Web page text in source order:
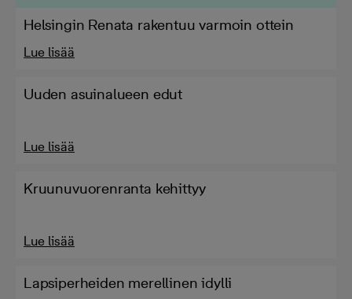
Helsingin Renata rakentuu varmoin ottein
Lue lisää
Uuden asuinalueen edut
Lue lisää
Kruunuvuorenranta kehittyy
Lue lisää
Lapsiperheiden merellinen idylli